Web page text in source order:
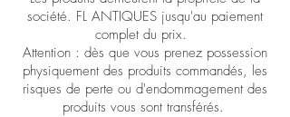
société. FL ANTIQUES jusqu'au paiement
complet du prix.
Attention : dès que vous prenez possession
physiquement des produits commandés, les
risques de perte ou d'endommagement des
produits vous sont transférés.